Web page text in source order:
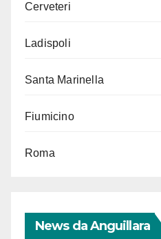
Cerveteri
Ladispoli
Santa Marinella
Fiumicino
Roma
News da Anguillara